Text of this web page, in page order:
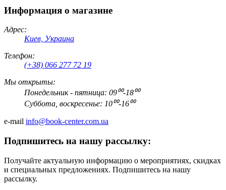
Информация о магазине
Адрес:
Киев, Украина
Телефон:
(+38) 066 277 72 19
Мы открыты:
Понедельник - пятница: 09⁰⁰-18⁰⁰
Суббота, воскресенье: 10⁰⁰-16⁰⁰
e-mail info@book-center.com.ua
Подпишитесь на нашу рассылку:
Получайте актуальную информацию о мероприятиях, скидках
и специальных предложениях. Подпишитесь на нашу
рассылку.